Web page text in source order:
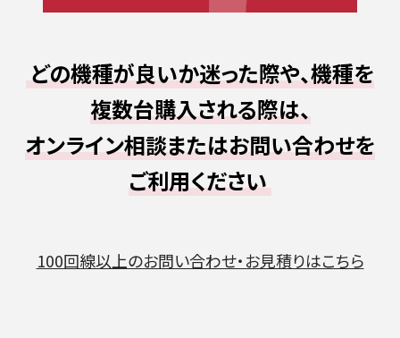
どの機種が良いか迷った際や、機種を
複数台購入される際は、
オンライン相談またはお問い合わせを
ご利用ください
100回線以上のお問い合わせ・お見積りはこちら